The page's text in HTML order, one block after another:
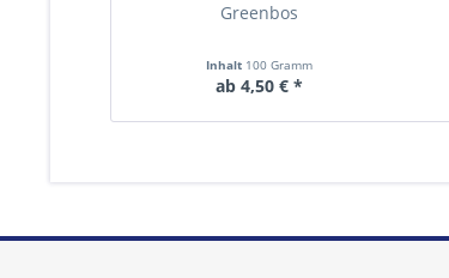
Greenbos
Inhalt 100 Gramm
ab 4,50 € *